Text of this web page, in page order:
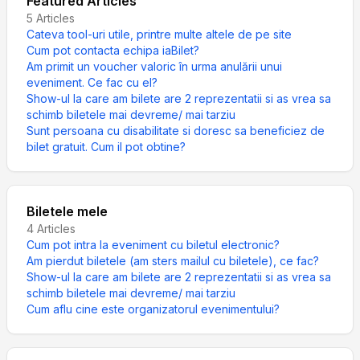
5 Articles
Cateva tool-uri utile, printre multe altele de pe site
Cum pot contacta echipa iaBilet?
Am primit un voucher valoric în urma anulării unui
eveniment. Ce fac cu el?
Show-ul la care am bilete are 2 reprezentatii si as vrea sa
schimb biletele mai devreme/ mai tarziu
Sunt persoana cu disabilitate si doresc sa beneficiez de
bilet gratuit. Cum il pot obtine?
Biletele mele
4 Articles
Cum pot intra la eveniment cu biletul electronic?
Am pierdut biletele (am sters mailul cu biletele), ce fac?
Show-ul la care am bilete are 2 reprezentatii si as vrea sa
schimb biletele mai devreme/ mai tarziu
Cum aflu cine este organizatorul evenimentului?